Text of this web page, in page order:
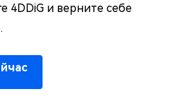
4DDiG и верните себе